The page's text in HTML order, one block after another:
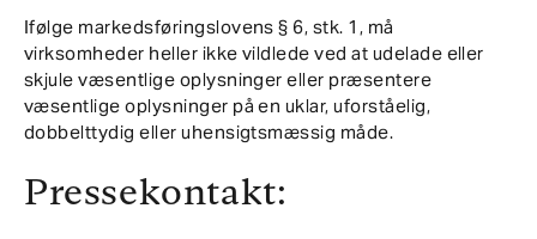
Ifølge markedsføringslovens § 6, stk. 1, må
virksomheder heller ikke vildlede ved at udelade eller
skjule væsentlige oplysninger eller præsentere
væsentlige oplysninger på en uklar, uforståelig,
dobbelttydig eller uhensigtsmæssig måde.
Pressekontakt: